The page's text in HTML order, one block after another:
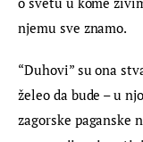
njemu sve znamo.
“Duhovi” su ona
želeo da bude – u
zagorske paganske